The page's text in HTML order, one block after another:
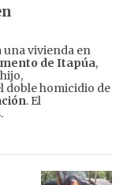
una vivienda en
de Itapúa,
doble homicidio de
. El